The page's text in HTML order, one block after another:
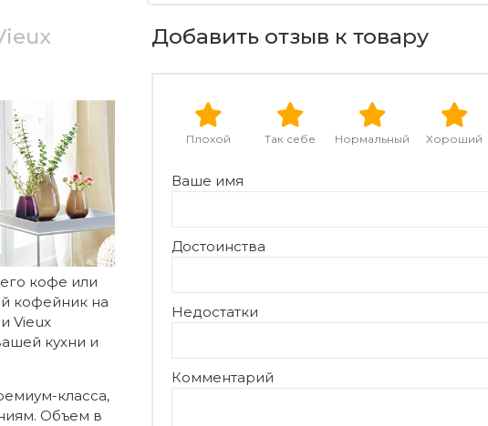
кофе или
кофейник на
Vieux
кухни и
класса,
Объем в
Добавить отзыв к товару
Хороший
Нормальный
Так себе
Плохой
Ваше имя
Достоинства
Недостатки
Комментарий